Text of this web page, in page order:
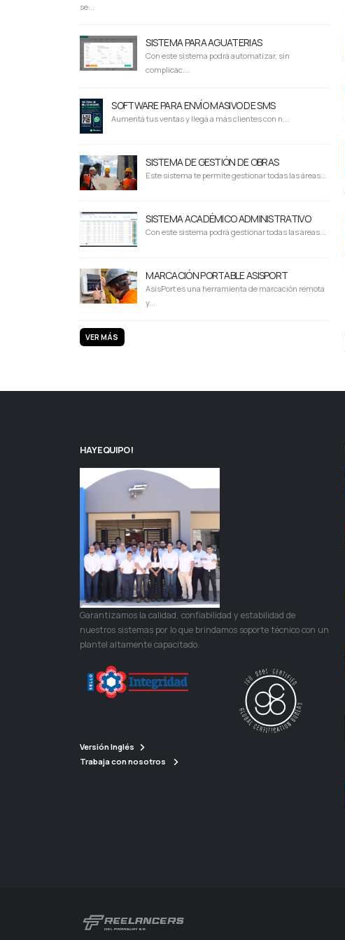
se...
SISTEMA PARA AGUATERIAS
Con este sistema podrá automatizar, sin
complicac...
SOFTWARE PARA ENVÍO MASIVO DE SMS
Aumentá tus ventas y llegá a más clientes con n...
SISTEMA DE GESTIÓN DE OBRAS
Este sistema te permite gestionar todas las áreas...
SISTEMA ACADÉMICO ADMINISTRATIVO
Con este sistema podrá gestionar todas las áreas...
MARCACIÓN PORTABLE ASISPORT
AsisPort es una herramienta de marcación remota
y...
VER MÁS
HAY EQUIPO!
Garantizamos la calidad, confiabilidad y estabilidad de
nuestros sistemas por lo que brindamos soporte técnico con un
plantel altamente capacitado.
Versión Inglés
Trabaja con nosotros